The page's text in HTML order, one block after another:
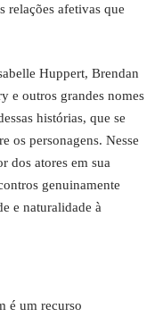
relações afetivas que
Huppert, Brendan
e outros grandes nomes
histórias, que se
os personagens. Nesse
dos atores em sua
genuinamente
e naturalidade à
é um recurso